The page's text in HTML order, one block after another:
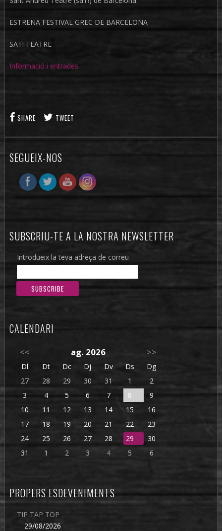
ESTRENA FESTIVAL GREC DE BARCELONA
SAT! TEATRE
Informació i entrades
SHARE TWEET
SEGUEIX-NOS
SUBSCRIU-TE A LA NOSTRA NEWSLETTER
Introdueix la teva adreça de correu
CALENDARI
<< ag. 2026 >>
Dl Dt Dc Dj Dv Ds
Dg
27
28 29 30 31 1
2
3
4 5 6 7 8
9
10
11 12 13 14 15
16
17
18 19 20 21 22
23
24
25 26 27 28 29
30
31
1 2 3 4 5 6
PROPERS ESDEVENIMENTS
TIP TAP TOP
29/08/2026